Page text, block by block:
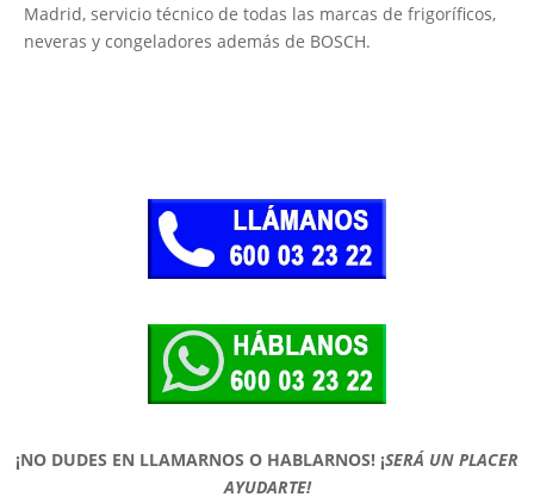
Madrid, servicio técnico de todas las marcas de frigoríficos,
neveras y congeladores además de BOSCH.
¡NO DUDES EN LLAMARNOS O HABLARNOS! ¡SERÁ UN PLACER
AYUDARTE!